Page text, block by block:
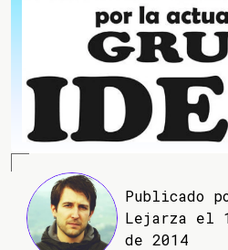
Publicado
Lejarza el
de 2014